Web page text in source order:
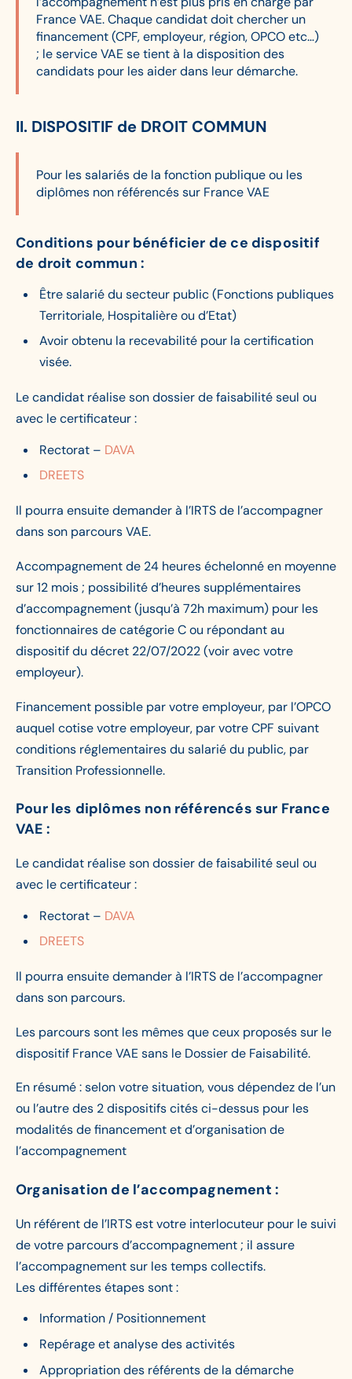
France VAE. Chaque candidat doit chercher un
financement (CPF, employeur, région, OPCO etc…)
; le service VAE se tient à la disposition des
candidats pour les aider dans leur démarche.
II. DISPOSITIF de DROIT COMMUN
Pour les salariés de la fonction publique ou les
diplômes non référencés sur France VAE
Conditions pour bénéficier de ce dispositif
de droit commun :
Être salarié du secteur public (Fonctions publiques
Territoriale, Hospitalière ou d’Etat)
Avoir obtenu la recevabilité pour la certification
visée.
Le candidat réalise son dossier de faisabilité seul ou
avec le certificateur :
Rectorat – DAVA
DREETS
Il pourra ensuite demander à l’IRTS de l’accompagner
dans son parcours VAE.
Accompagnement de 24 heures échelonné en moyenne
sur 12 mois ; possibilité d’heures supplémentaires
d’accompagnement (jusqu’à 72h maximum) pour les
fonctionnaires de catégorie C ou répondant au
dispositif du décret 22/07/2022 (voir avec votre
employeur).
Financement possible par votre employeur, par l’OPCO
auquel cotise votre employeur, par votre CPF suivant
conditions réglementaires du salarié du public, par
Transition Professionnelle.
Pour les diplômes non référencés sur France
VAE :
Le candidat réalise son dossier de faisabilité seul ou
avec le certificateur :
Rectorat – DAVA
DREETS
Il pourra ensuite demander à l’IRTS de l’accompagner
dans son parcours.
Les parcours sont les mêmes que ceux proposés sur le
dispositif France VAE sans le Dossier de Faisabilité.
En résumé : selon votre situation, vous dépendez de l’un
ou l’autre des 2 dispositifs cités ci-dessus pour les
modalités de financement et d’organisation de
l’accompagnement
Organisation de l’accompagnement :
Un référent de l’IRTS est votre interlocuteur pour le suivi
de votre parcours d’accompagnement ; il assure
l’accompagnement sur les temps collectifs.
Les différentes étapes sont :
Information / Positionnement
Repérage et analyse des activités
Appropriation des référents de la démarche